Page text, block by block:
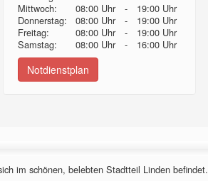
Mittwoch:
08:00 Uhr -
19:00 Uhr
Donnerstag:08:00 Uhr -
19:00 Uhr
Freitag:
08:00 Uhr -
19:00 Uhr
Samstag:
08:00 Uhr - 16:00 Uhr
Notdienstplan
im schönen, belebten Stadtteil Linden befindet.